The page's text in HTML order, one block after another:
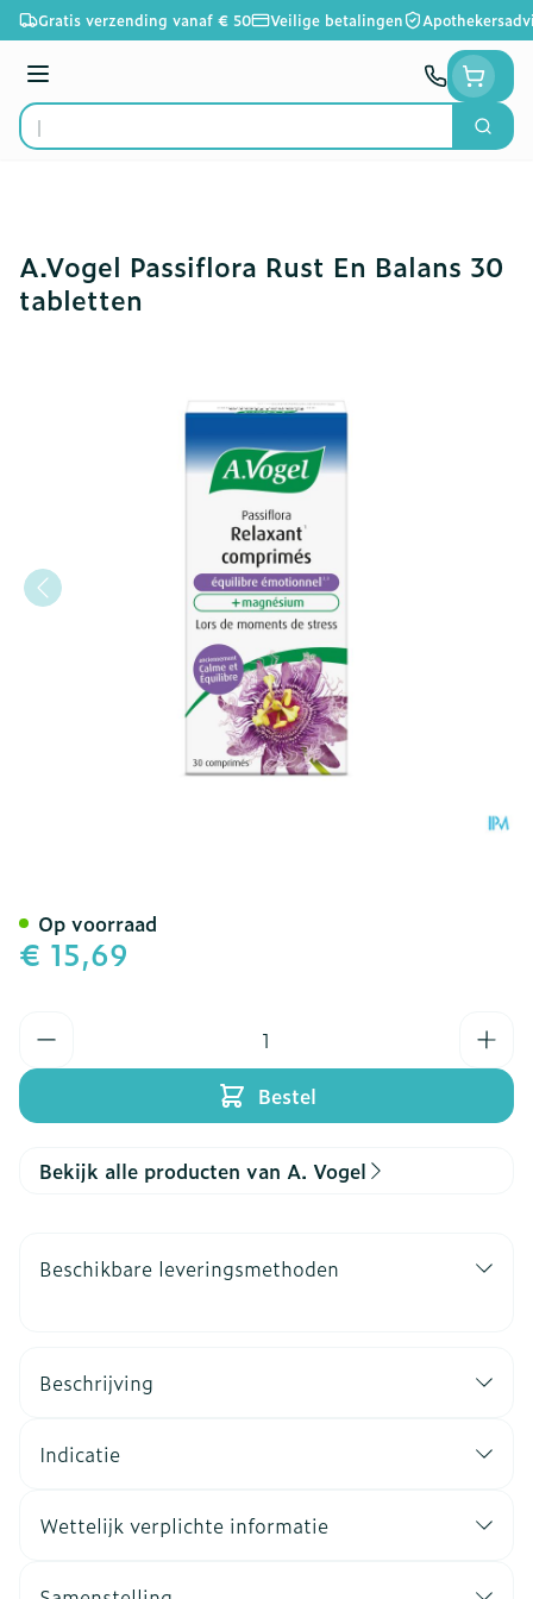
Ga naar de inhoud
Gratis verzending vanaf € 50 Veilige betalingen
Menu
Product, merk, categorie...
Zoek
A.Vogel Passiflora Rust En Balans 30
tabletten
€ 15,69
Bestel
Op voorraad
Bekijk alle producten van A. Vogel
Beschikbare leveringsmethoden
Beschrijving
Indicatie
Wettelijk verplichte informatie